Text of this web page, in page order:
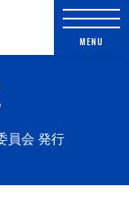
MENU
員会 発行